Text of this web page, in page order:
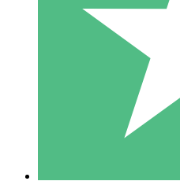
Betaal per gebruik met